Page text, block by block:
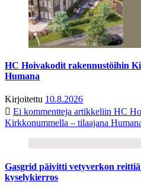
HC Hoivakodit rakennustöihin
Humana
Kirjoitettu 10.8.2026
Ei kommentteja artikkeliin HC
Kirkkonummella – tilaajana
Gasgrid päivitti vetyverkon reittiä
kyselykierros